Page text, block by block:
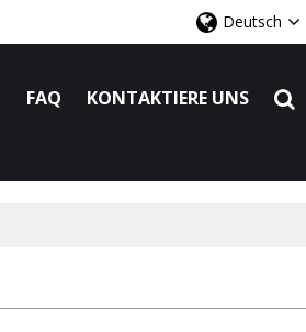
Deutsch
FAQ KONTAKTIERE UNS